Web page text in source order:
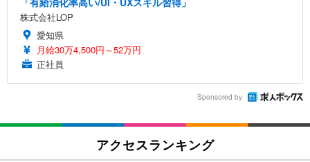
株式会社LOP
愛知県
月給30万4,500円～52万円
正社員
Sponsored by
アクセスランキング